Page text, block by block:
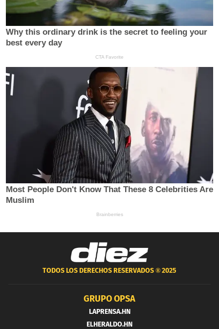
TODOS LOS DERECHOS RESERVADOS ®2025
GRUPO OPSA
LAPRENSA.HN
ELHERALDO.HN